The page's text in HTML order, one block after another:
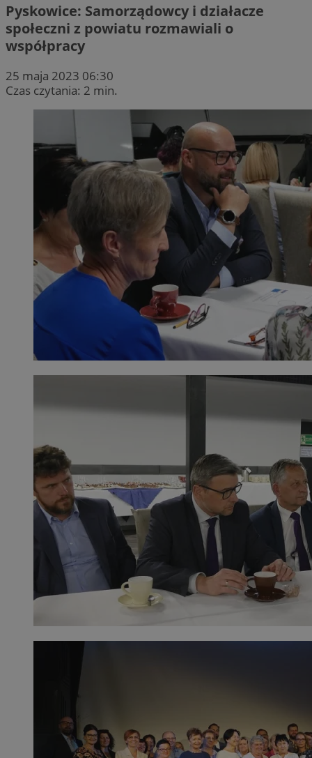
Pyskowice: Samorządowcy i działacze
społeczni z powiatu rozmawiali o
współpracy
25 maja 2023 06:30
Czas czytania: 2 min.